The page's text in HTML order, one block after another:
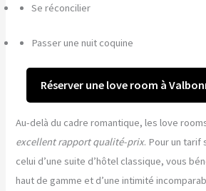
Se réconcilier
Passer une nuit coquine
Réserver une love room à
Au-delà du cadre romantique, les love
excellent rapport qualité-prix. Pour un tarif
celui d’une suite d’hôtel classique, vous
haut de gamme et d’une intimité